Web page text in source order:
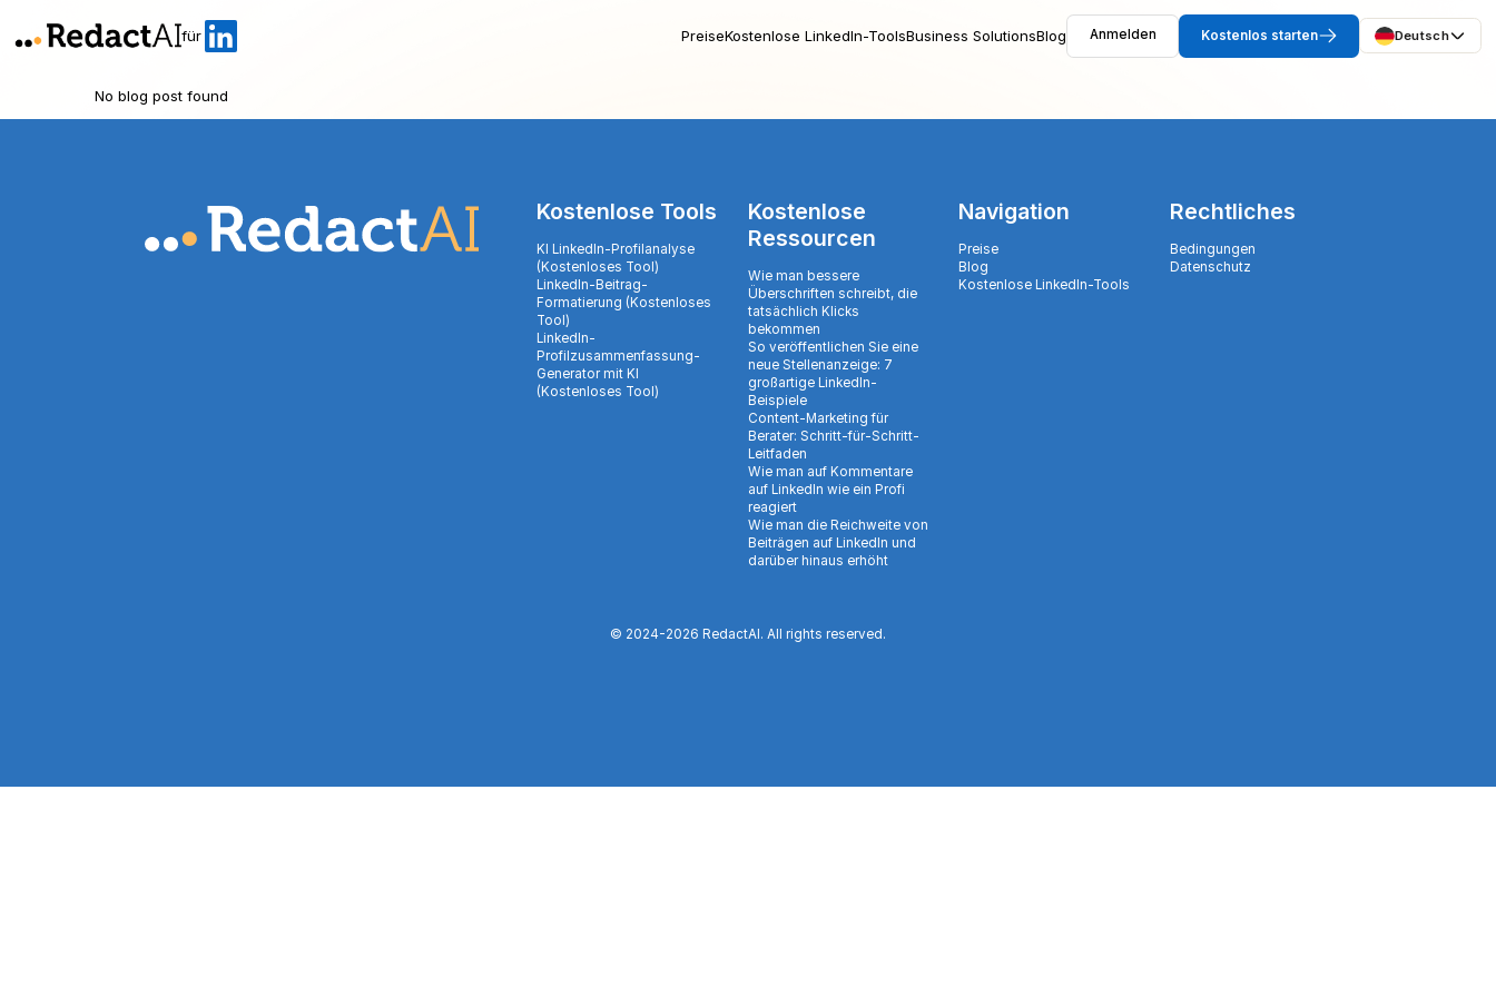
für PreiseKostenlose LinkedIn-ToolsBusiness SolutionsBlog Anmelden Kostenlos starten Deutsch
No blog post found
Kostenlose Tools
KI LinkedIn-Profilanalyse
(Kostenloses Tool)
LinkedIn-Beitrag-
Formatierung (Kostenloses
Tool)
LinkedIn-
Profilzusammenfassung-
Generator mit KI
(Kostenloses Tool)
Kostenlose
Ressourcen
Wie man bessere
Überschriften schreibt, die
tatsächlich Klicks
bekommen
So veröffentlichen Sie eine
neue Stellenanzeige: 7
großartige LinkedIn-
Beispiele
Content-Marketing für
Berater: Schritt-für-Schritt-
Leitfaden
Wie man auf Kommentare
auf LinkedIn wie ein Profi
reagiert
Wie man die Reichweite von
Beiträgen auf LinkedIn und
darüber hinaus erhöht
Navigation
Preise
Blog
Kostenlose LinkedIn-Tools
Rechtliches
Bedingungen
Datenschutz
© 2024-2026 RedactAI. All rights reserved.